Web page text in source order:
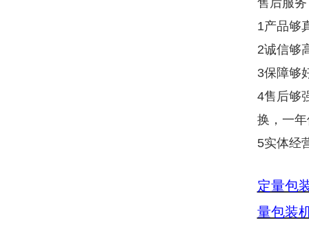
售后服
1产品够
2诚信够
3保障够
4售后够
换，一
5实体经
定量包
量包装